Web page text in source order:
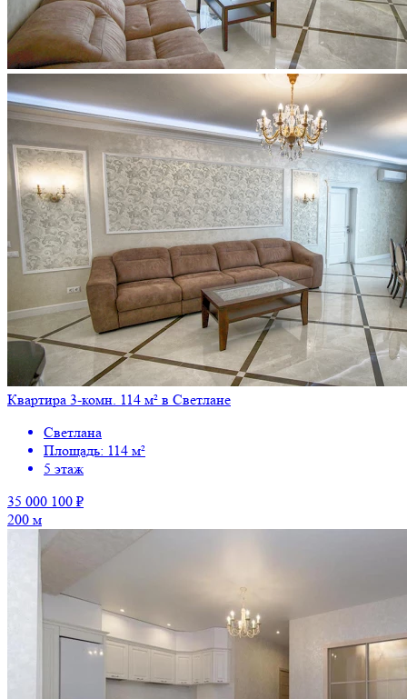
Квартира 3-комн. 114 м² в Светлане
Светлана
Площадь: 114 м²
5 этаж
35 000 100 ₽
200 м